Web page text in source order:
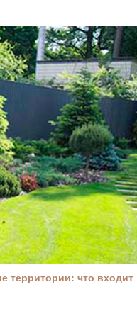
территории: что входит